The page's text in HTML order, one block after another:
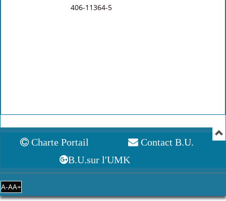
406-11364-5
Charte Portail
Contact B.U.
B.U.sur l'UMK
A-AA+